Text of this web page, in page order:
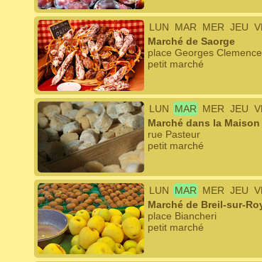
LUN MAR MER JEU
Marché de Saorge
place Georges
petit marché
LUN MAR MER JEU
Marché dans la
rue Pasteur
petit marché
LUN MAR MER JEU
Marché de Breil-sur-
place Biancheri
petit marché